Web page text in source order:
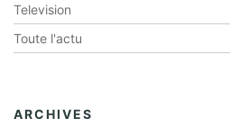
Television
Toute l'actu
ARCHIVES